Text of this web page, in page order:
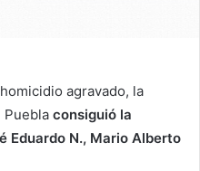
agravado, la
Puebla consiguió la
Eduardo N., Mario Alberto